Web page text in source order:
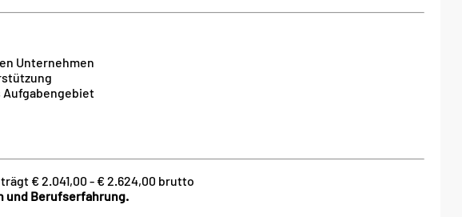
Unternehmen
€ 2.041,00 - € 2.624,00 brutto
und Berufserfahrung.